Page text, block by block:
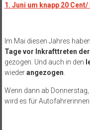
1. Juni um knapp 20
Im Mai diesen Jahres
Tage vor Inkrafttreten
gezogen. Und auch in den
wiederangezogen
Wenn dann ab Donnerstag,
wird es für